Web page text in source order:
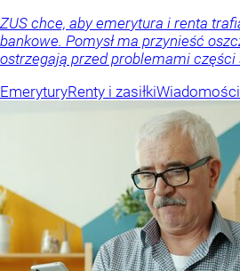
ZUS chce, aby emerytura i renta
bankowe. Pomysł ma przynieść
ostrzegają przed problemami części
EmeryturyRenty i zasiłkiWiadomości